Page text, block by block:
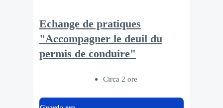
Echange de pratiques
"Accompagner le deuil du
permis de conduire"
Circa 2 ore